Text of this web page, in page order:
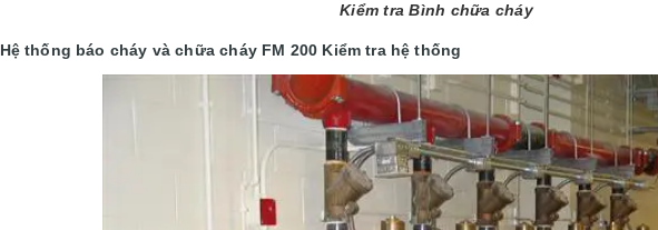
Kiểm tra Bình chữa cháy
Hệ thống báo cháy và chữa cháy FM 200 Kiểm tra hệ thống